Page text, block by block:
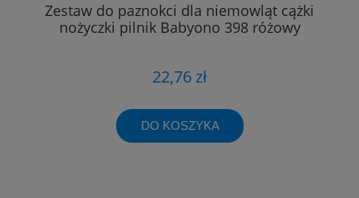
Zestaw do paznokci dla niemowląt cążki
nożyczki pilnik Babyono 398 różowy
22,76 zł
DO KOSZYKA